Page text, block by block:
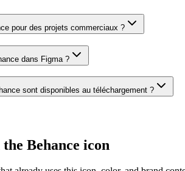
pour des projets commerciaux ?
dans Figma ?
sont disponibles au téléchargement ?
Behance icon